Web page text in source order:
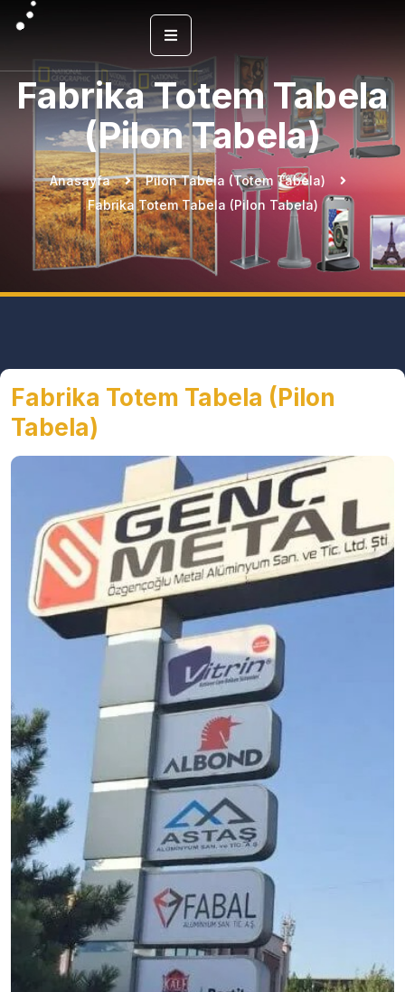
Fabrika Totem Tabela
(Pilon Tabela)
Anasayfa
Pilon Tabela (Totem Tabela)
Fabrika Totem Tabela (Pilon Tabela)
Fabrika Totem Tabela (Pilon
Tabela)